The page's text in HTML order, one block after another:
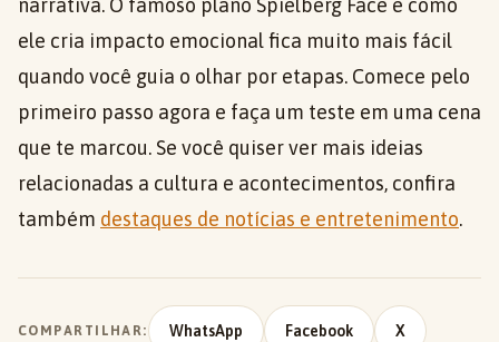
narrativa. O famoso plano Spielberg Face e como
ele cria impacto emocional fica muito mais fácil
quando você guia o olhar por etapas. Comece pelo
primeiro passo agora e faça um teste em uma cena
que te marcou. Se você quiser ver mais ideias
relacionadas a cultura e acontecimentos, confira
também destaques de notícias e entretenimento.
COMPARTILHAR: WhatsApp Facebook X